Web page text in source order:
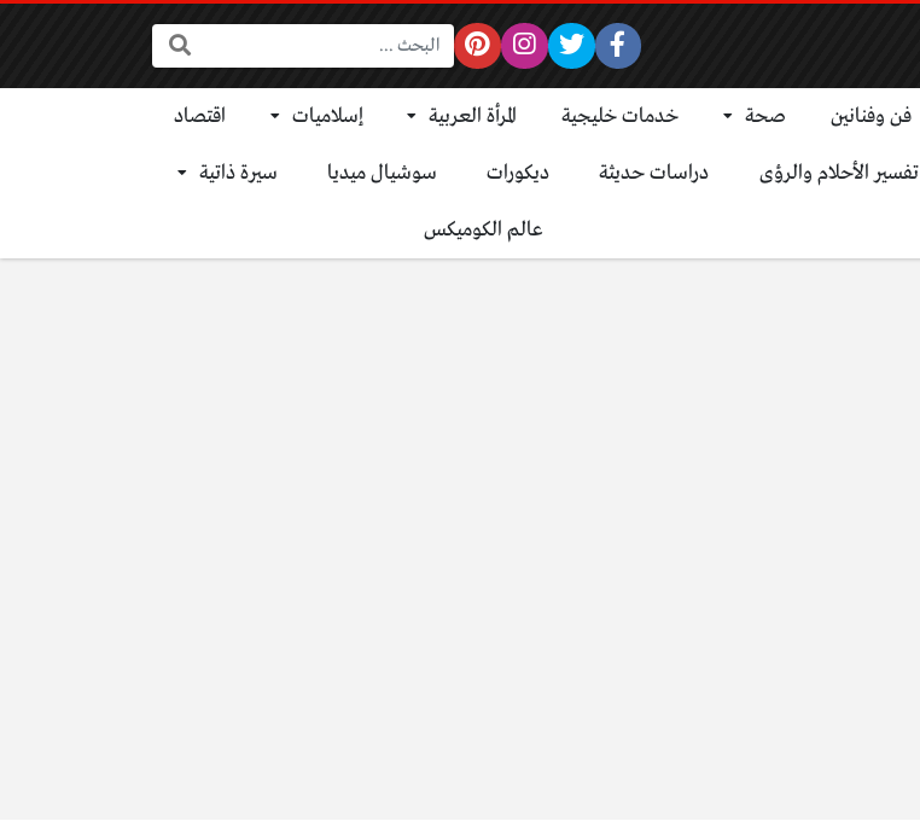
البحث:
فن وفنانين صحة خدمات خليجية المرأة العربية إسلاميات اقتصاد
تفسير الأحلام والرؤى دراسات حديثة ديكورات سوشيال ميديا سيرة ذاتية
عالم الكوميكس